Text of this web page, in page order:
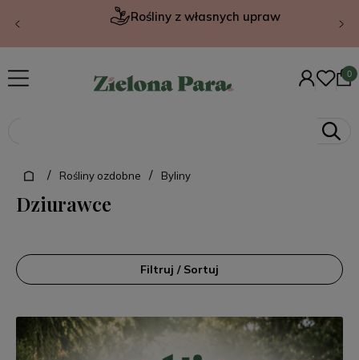
Rośliny z własnych upraw
/ Rośliny ozdobne / Byliny
Dziurawce
Filtruj / Sortuj